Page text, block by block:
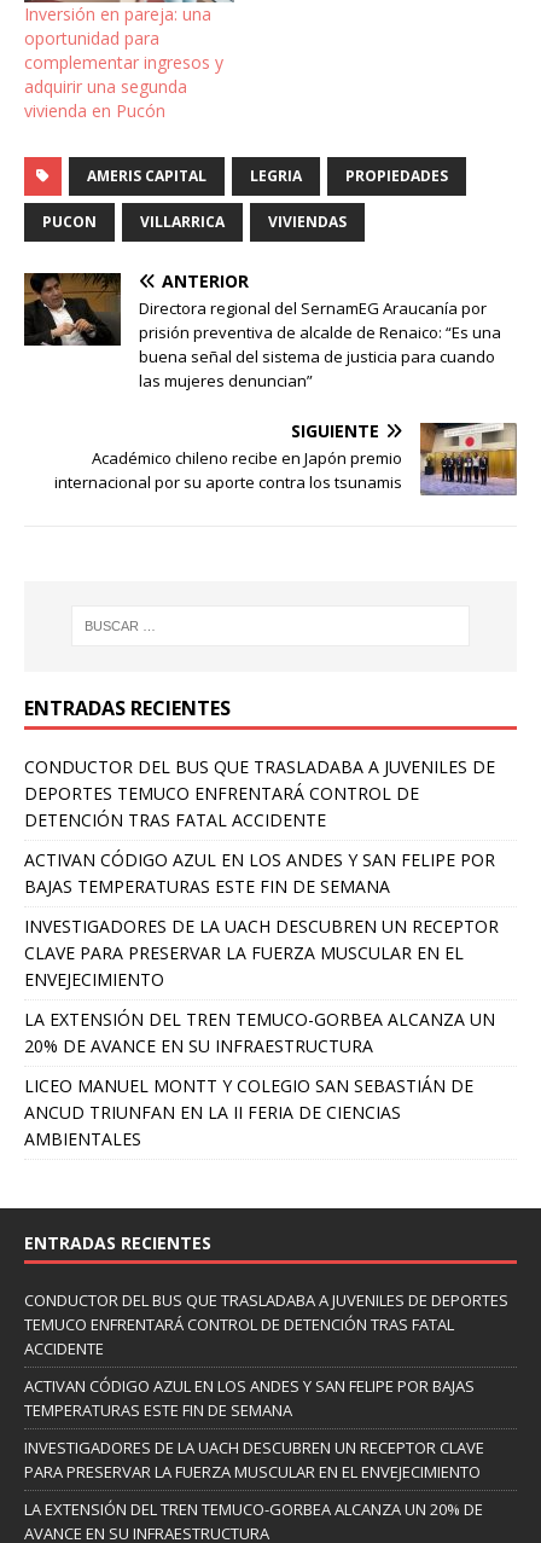
Inversión en pareja: una
oportunidad para
complementar ingresos y
adquirir una segunda
vivienda en Pucón
AMERIS CAPITAL LEGRIA PROPIEDADES
PUCON VILLARRICA VIVIENDAS
ANTERIOR
Directora regional del SernamEG Araucanía por
prisión preventiva de alcalde de Renaico: “Es una
buena señal del sistema de justicia para cuando
las mujeres denuncian”
SIGUIENTE
Académico chileno recibe en Japón premio
internacional por su aporte contra los tsunamis
ENTRADAS RECIENTES
CONDUCTOR DEL BUS QUE TRASLADABA A JUVENILES DE
DEPORTES TEMUCO ENFRENTARÁ CONTROL DE
DETENCIÓN TRAS FATAL ACCIDENTE
ACTIVAN CÓDIGO AZUL EN LOS ANDES Y SAN FELIPE POR
BAJAS TEMPERATURAS ESTE FIN DE SEMANA
INVESTIGADORES DE LA UACH DESCUBREN UN RECEPTOR
CLAVE PARA PRESERVAR LA FUERZA MUSCULAR EN EL
ENVEJECIMIENTO
LA EXTENSIÓN DEL TREN TEMUCO-GORBEA ALCANZA UN
20% DE AVANCE EN SU INFRAESTRUCTURA
LICEO MANUEL MONTT Y COLEGIO SAN SEBASTIÁN DE
ANCUD TRIUNFAN EN LA II FERIA DE CIENCIAS
AMBIENTALES
ENTRADAS RECIENTES
CONDUCTOR DEL BUS QUE TRASLADABA A JUVENILES DE DEPORTES
TEMUCO ENFRENTARÁ CONTROL DE DETENCIÓN TRAS FATAL
ACCIDENTE
ACTIVAN CÓDIGO AZUL EN LOS ANDES Y SAN FELIPE POR BAJAS
TEMPERATURAS ESTE FIN DE SEMANA
INVESTIGADORES DE LA UACH DESCUBREN UN RECEPTOR CLAVE
PARA PRESERVAR LA FUERZA MUSCULAR EN EL ENVEJECIMIENTO
LA EXTENSIÓN DEL TREN TEMUCO-GORBEA ALCANZA UN 20% DE
AVANCE EN SU INFRAESTRUCTURA